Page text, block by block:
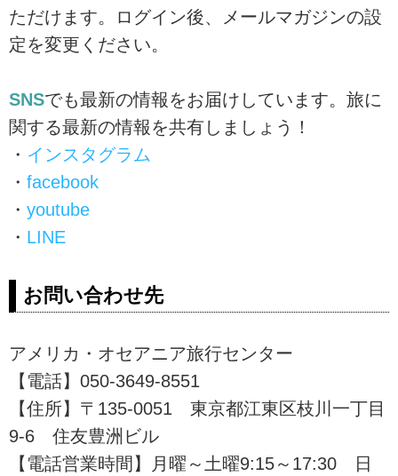
ただけます。ログイン後、メールマガジンの設
定を変更ください。
SNSでも最新の情報をお届けしています。旅に
関する最新の情報を共有しましょう！
・ インスタグラム
・ facebook
・ youtube
・ LINE
お問い合わせ先
アメリカ・オセアニア旅行センター
【電話】050-3649-8551
【住所】〒135-0051 東京都江東区枝川一丁目
9-6 住友豊洲ビル
【電話営業時間】月曜～土曜9:15～17:30 日